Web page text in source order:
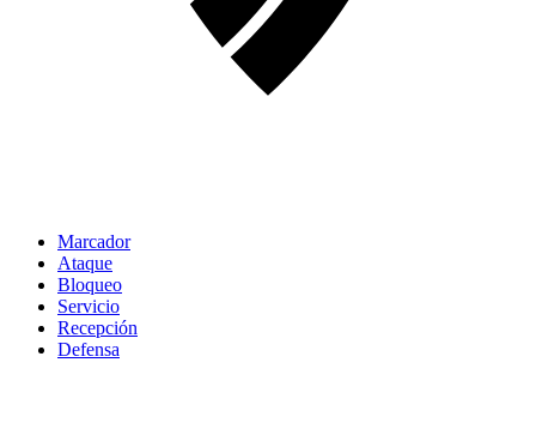
Marcador
Ataque
Bloqueo
Servicio
Recepción
Defensa